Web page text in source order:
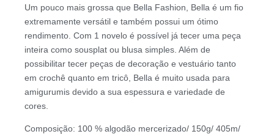
Um pouco mais grossa que Bella Fashion, Bella é um fio
extremamente versátil e também possui um ótimo
rendimento. Com 1 novelo é possível já tecer uma peça
inteira como sousplat ou blusa simples. Além de
possibilitar tecer peças de decoração e vestuário tanto
em crochê quanto em tricô, Bella é muito usada para
amigurumis devido a sua espessura e variedade de
cores.
Composição: 100 % algodão mercerizado/ 150g/ 405m/